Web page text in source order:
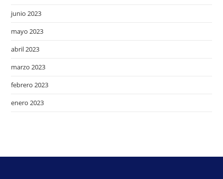
junio 2023
mayo 2023
abril 2023
marzo 2023
febrero 2023
enero 2023